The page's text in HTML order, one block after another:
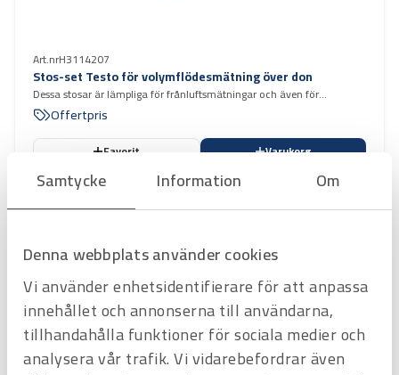
Samtycke Information Om
Denna webbplats använder cookies
Vi använder enhetsidentifierare för att anpassa
innehållet och annonserna till användarna,
tillhandahålla funktioner för sociala medier och
analysera vår trafik. Vi vidarebefordrar även
Art.nrH3114207
Stos-set Testo för volymflödesmätning över don
Dessa stosar är lämpliga för frånluftsmätningar och även för
tilluftsmätningar i ventilationssystem där de inte förorsakar alltför
stort tryckfall.
Offertpris
Favorit Varukorg
Hyrprodukt
Hyrprodukt